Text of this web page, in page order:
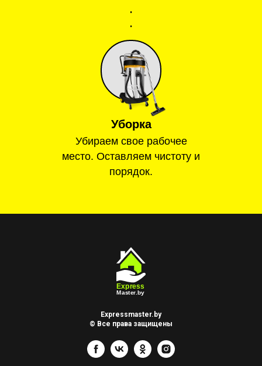
Уборка
Убираем свое рабочее
место. Оставляем чистоту и
порядок.
Expressmaster.by
© Все права защищены